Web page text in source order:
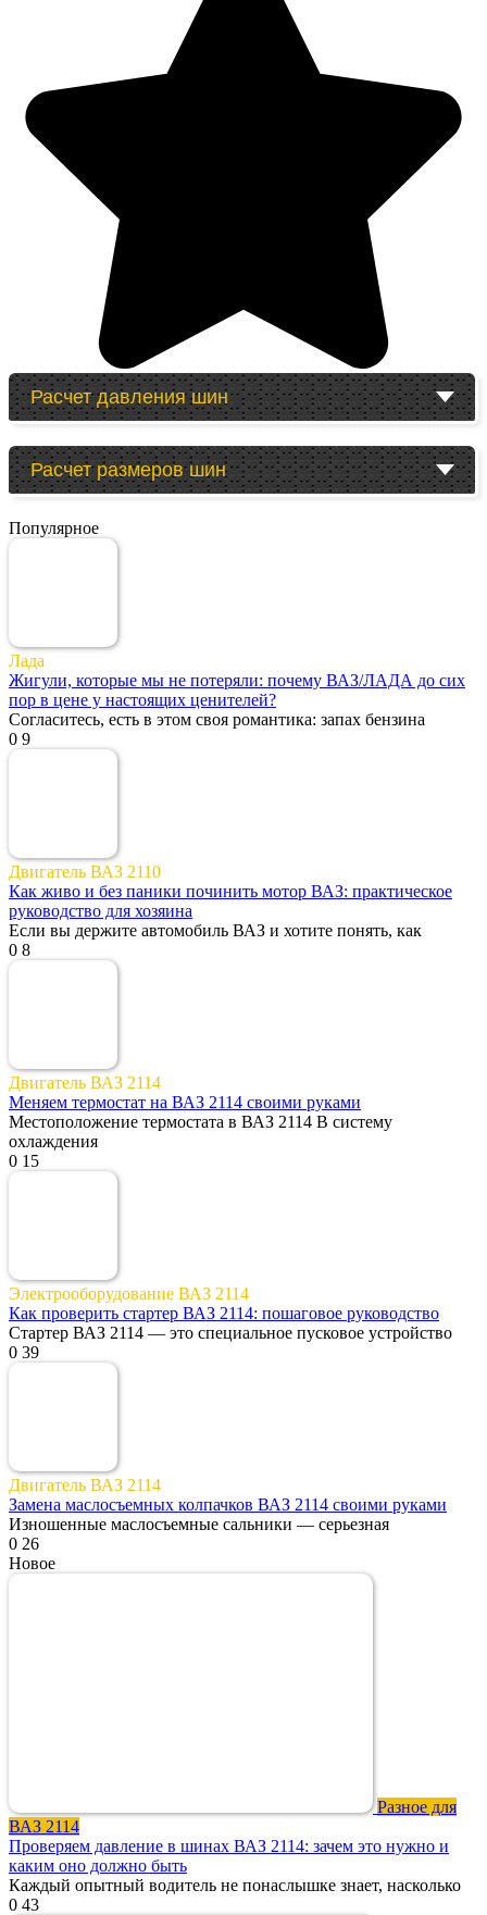
Расчет давления шин
Расчет размеров шин
Популярное
Лада
Жигули, которые мы не потеряли: почему ВАЗ/ЛАДА до сих
пор в цене у настоящих ценителей?
Согласитесь, есть в этом своя романтика: запах бензина
0 9
Двигатель ВАЗ 2110
Как живо и без паники починить мотор ВАЗ: практическое
руководство для хозяина
Если вы держите автомобиль ВАЗ и хотите понять, как
0 8
Двигатель ВАЗ 2114
Меняем термостат на ВАЗ 2114 своими руками
Местоположение термостата в ВАЗ 2114 В систему
охлаждения
0 15
Электрооборудование ВАЗ 2114
Как проверить стартер ВАЗ 2114: пошаговое руководство
Стартер ВАЗ 2114 — это специальное пусковое устройство
0 39
Двигатель ВАЗ 2114
Замена маслосъемных колпачков ВАЗ 2114 своими руками
Изношенные маслосъемные сальники — серьезная
0 26
Новое
Разное для
ВАЗ 2114
Проверяем давление в шинах ВАЗ 2114: зачем это нужно и
каким оно должно быть
Каждый опытный водитель не понаслышке знает, насколько
0 43